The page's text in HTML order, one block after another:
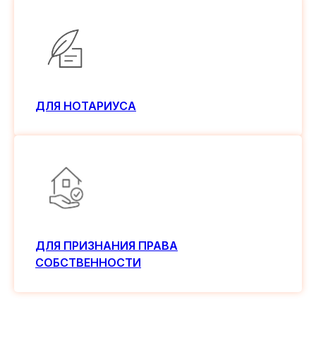
ДЛЯ НОТАРИУСА
ДЛЯ ПРИЗНАНИЯ ПРАВА
СОБСТВЕННОСТИ